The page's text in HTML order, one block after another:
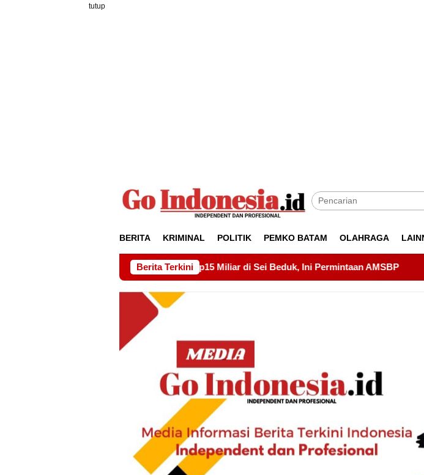
tutup
BERITA KRIMINAL POLITIK PEMKO BATAM OLAHRAGA
Berita Terkini
Drainase Rp15 Miliar di Sei Beduk, Ini Permintaan AMSBP Program PWO Dwipa